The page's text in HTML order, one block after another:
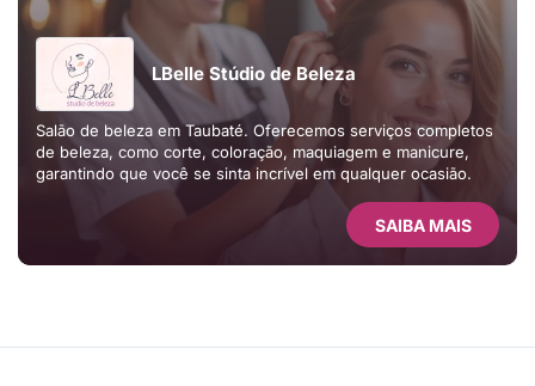
LBelle Stúdio de Beleza
Salão de beleza em Taubaté. Oferecemos serviços completos
de beleza, como corte, coloração, maquiagem e manicure,
garantindo que você se sinta incrível em qualquer ocasião.
SAIBA MAIS